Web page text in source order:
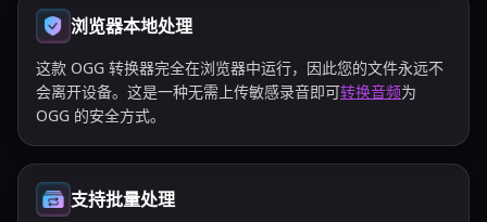
浏览器本地处理
这款 OGG 转换器完全在浏览器中运行，因此您的文件永远不
会离开设备。这是一种无需上传敏感录音即可转换音频为
OGG 的安全方式。
支持批量处理